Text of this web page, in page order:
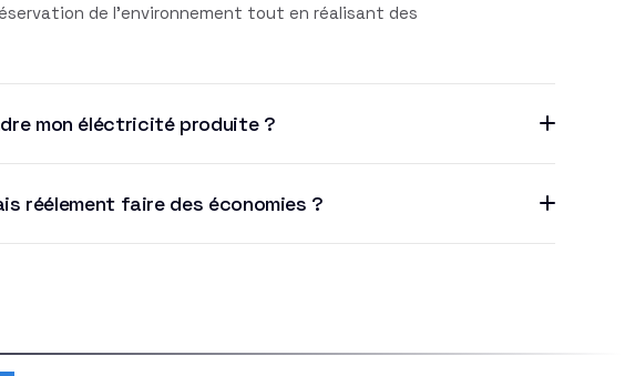
de l'environnement tout en réalisant des
mon éléctricité produite ?
réélement faire des économies ?